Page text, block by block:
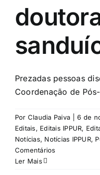
Prezadas pessoas
Coordenação de
Por Claudia Paiva 6 de
Editais, Editais IPPUR,
Notícias, Notícias IPPUR,
Comentários
Ler Mais